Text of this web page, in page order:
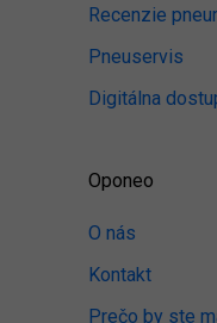
Recenzie
Pneuservis
Digitálna
Oponeo
O nás
Kontakt
Prečo by ste